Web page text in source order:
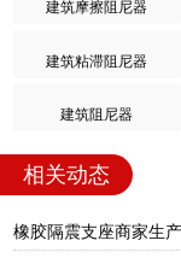
建筑摩擦阻尼器
建筑粘滞阻尼器
建筑阻尼器
相关动态